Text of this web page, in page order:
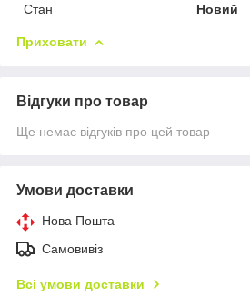
Стан
Новий
Приховати
Відгуки про товар
Ще немає відгуків про цей товар
Умови доставки
Нова Пошта
Самовивіз
Всі умови доставки